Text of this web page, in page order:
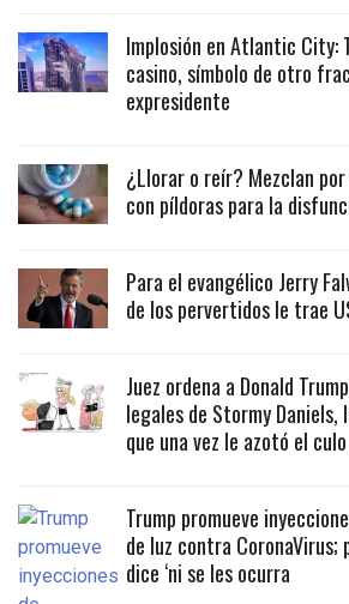
Implosión en Atlantic City:
casino, símbolo de otro
expresidente
¿Llorar o reír? Mezclan
con píldoras para la
Para el evangélico Jerry
de los pervertidos le trae
Juez ordena a Donald
legales de Stormy
que una vez le azotó el
Trump promueve
de luz contra CoronaVirus;
dice ‘ni se les ocurra